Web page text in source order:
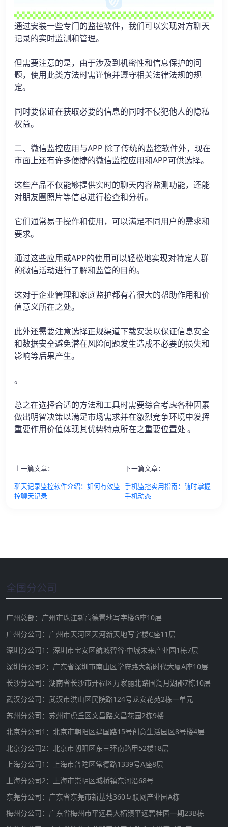
通过安装一些专门的监控软件，我们可以实现对方聊天
记录的实时监测和管理。
但需要注意的是，由于涉及到机密性和信息保护的问
题，使用此类方法时需谨慎并遵守相关法律法规的规
定。
同时要保证在获取必要的信息的同时不侵犯他人的隐私
权益。
二、微信监控应用与APP 除了传统的监控软件外，现在
市面上还有许多便捷的微信监控应用和APP可供选择。
这些产品不仅能够提供实时的聊天内容监测功能，还能
对朋友圈照片等信息进行检查和分析。
它们通常易于操作和使用，可以满足不同用户的需求和
要求。
通过这些应用或APP的使用可以轻松地实现对特定人群
的微信活动进行了解和监管的目的。
这对于企业管理和家庭监护都有着很大的帮助作用和价
值意义所在之处。
此外还需要注意选择正规渠道下载安装以保证信息安全
和数据安全避免潜在风险问题发生造成不必要的损失和
影响等后果产生。
。
总之在选择合适的方法和工具时需要综合考虑各种因素
做出明智决策以满足市场需求并在激烈竞争环境中发挥
重要作用价值体现其优势特点所在之重要位置处 。
上一篇文章：
聊天记录监控软件介绍：如何有效监
控聊天记录
下一篇文章：
手机监控实用指南：随时掌握
手机动态
全国分公司
广州总部：广州市珠江新高德置地写字楼G座10层
广州分公司：广州市天河区天河新天地写字楼C座11层
深圳分公司1：深圳市宝安区航城智谷·中城未来产业园1栋7层
深圳分公司2：广东省深圳市南山区学府路大新时代大厦A座10层
长沙分公司：湖南省长沙市开福区万家丽北路国润月湖郡7栋10层
武汉分公司：武汉市洪山区民院路124号龙安花苑2栋一单元
苏州分公司：苏州市虎丘区文昌路文昌花园2栋9楼
北京分公司1：北京市朝阳区建国路15号创意生活园区8号楼4层
北京分公司2：北京市朝阳区东三环南路甲52楼18层
上海分公司1：上海市普陀区常德路1339号A座8层
上海分公司2：上海市崇明区城桥镇东河沿68号
东莞分公司：广东省东莞市新基地360互联网产业园A栋
梅州分公司：广东省梅州市平远县大柘镇平远碧桂园一期23B栋